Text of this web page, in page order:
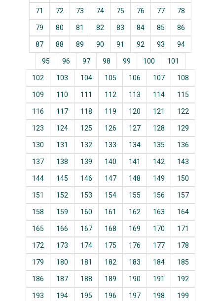
71 72 73 74 75 76 77 78
79 80 81 82 83 84 85 86
87 88 89 90 91 92 93 94
95 96 97 98 99 100 101
102 103 104 105 106 107 108
109 110 111 112 113 114 115
116 117 118 119 120 121 122
123 124 125 126 127 128 129
130 131 132 133 134 135 136
137 138 139 140 141 142 143
144 145 146 147 148 149 150
151 152 153 154 155 156 157
158 159 160 161 162 163 164
165 166 167 168 169 170 171
172 173 174 175 176 177 178
179 180 181 182 183 184 185
186 187 188 189 190 191 192
193 194 195 196 197 198 199